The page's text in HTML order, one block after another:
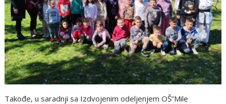
Takođe, u saradnji sa Izdvojenim odeljenjem OŠ”Mile